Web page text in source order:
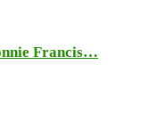
Francis…